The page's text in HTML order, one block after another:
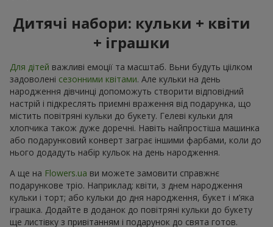
Дитячі набори: кульки + квіти
+ іграшки
Для дітей важливі емоції та масштаб. Вьни будуть ціілком
задоволені сезонними квітами. Але кульки на день
народження дівчинці допоможуть створити відповідний
настрій і підкреслять приємні враження від подарунка, що
містить повітряні кульки до букету. Гелеві кульки для
хлопчика також дуже доречні. Навіть найпростіша машинка
або подарунковий конверт заграє іншими фарбами, коли до
нього додадуть набір кульок на день народження.
А ще на Flowers.ua ви можете замовити справжнє
подарункове тріо. Наприклад: квіти, з днем народження
кульки і торт; або кульки до дня народження, букет і м’яка
іграшка. Додайте в доданок до повітряні кульки до букету
ще листівку з привітанням і подарунок до свята готов.